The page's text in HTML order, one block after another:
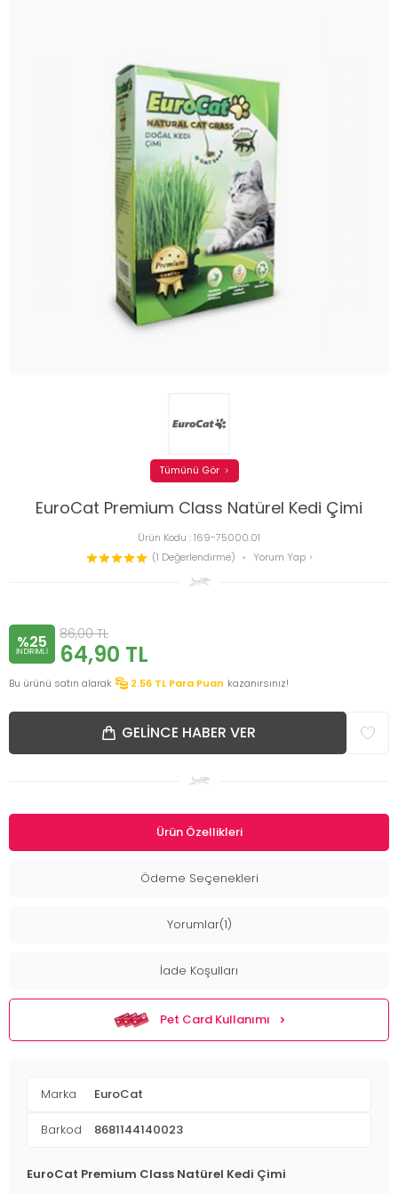
EuroCat Premium Class Natürel Kedi Çimi
Ürün Kodu :169-75000.01
(1 Değerlendirme)
Yorum Yap
Tümünü Gör
%25
INDIRIMLI
86,00TL
64,90 TL
Bu ürünü satın alarak 2.56 TL Para Puan kazanırsınız!
GELINCE HABER VER
Ürün Özellikleri
Ödeme Seçenekleri
Yorumlar(1)
İade Koşulları
Pet Card Kullanımı
Marka EuroCat
Barkod 8681144140023
EuroCat Premium Class Natürel Kedi Çimi